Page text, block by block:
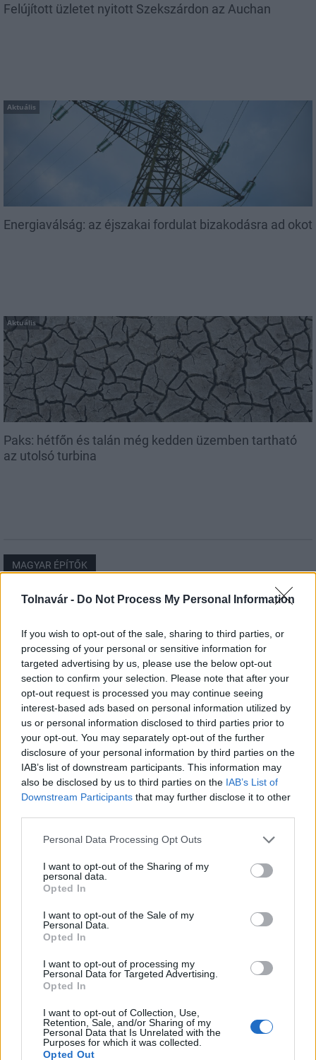
Tolnavár - Do Not Process My Personal Information
If you wish to opt-out of the sale, sharing to third parties, or
processing of your personal or sensitive information for
targeted advertising by us, please use the below opt-out
section to confirm your selection. Please note that after your
opt-out request is processed you may continue seeing
interest-based ads based on personal information utilized by
us or personal information disclosed to third parties prior to
your opt-out. You may separately opt-out of the further
disclosure of your personal information by third parties on the
IAB’s list of downstream participants. This information may
also be disclosed by us to third parties on the IAB’s List of
Downstream Participants that may further disclose it to other
Please note that this website/app uses one or more Google
not limited to your visit or usage behaviour. You may click to
grant or deny consent to Google and its third-party tags to
use your data for below specified purposes in below Google
consent section.
Personal Data Processing Opt Outs
I want to opt-out of the Sharing of my
personal data.
Opted In
I want to opt-out of the Sale of my
Personal Data.
Opted In
I want to opt-out of processing my
Personal Data for Targeted Advertising.
Opted In
I want to opt-out of Collection, Use,
Retention, Sale, and/or Sharing of my
Personal Data that Is Unrelated with the
Purposes for which it was collected.
Opted Out
Felújított üzletet nyitott Szekszárdon az Auchan
Aktuális
Energiaválság: az éjszakai fordulat bizakodásra ad okot
Aktuális
Paks: hétfőn és talán még kedden üzemben tartható
az utolsó turbina
MAGYAR ÉPÍTŐK
Aktuális
Tata műemlékfelújítás műemlék restaurálás
A projekt részeként megújulnak a területen található
műemlékek, köztük a különleges Műromok, valamint a közeli
Várkanyarban álló Nepomuki Szent János híd és szobor is.
M1 bővítés: már zajlik a teljesen új
Bicske Kelet csomópont építése